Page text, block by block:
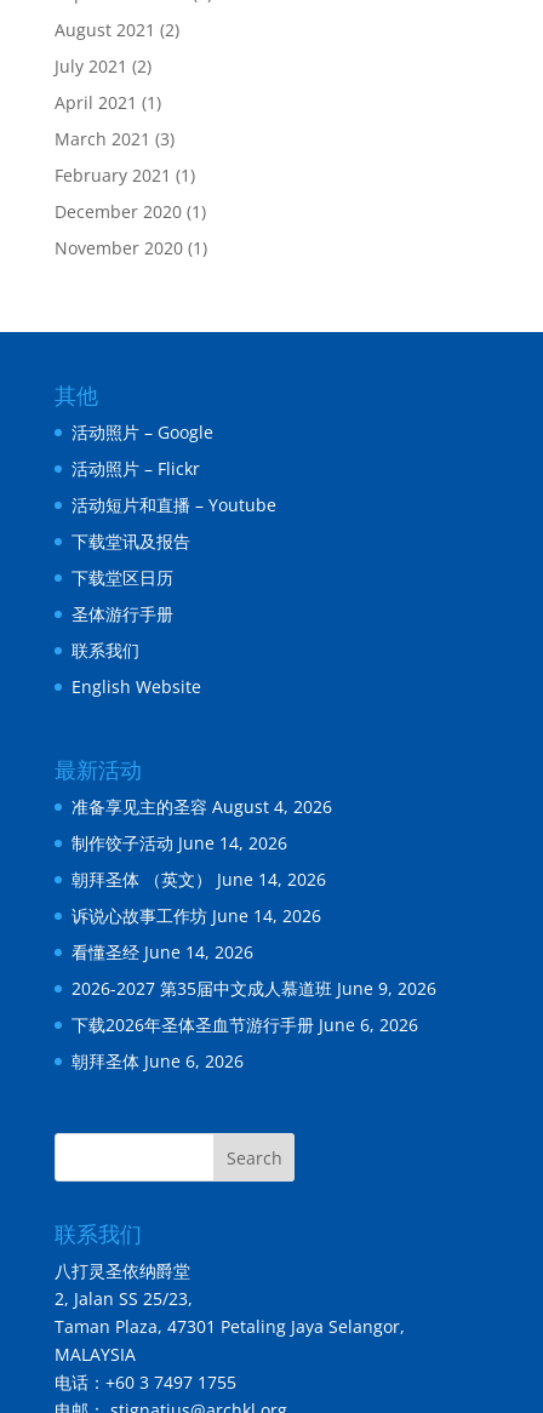
August 2021 (2)
July 2021 (2)
April 2021 (1)
March 2021 (3)
February 2021 (1)
December 2020(1)
November 2020(1)
其他
活动照片 – Google
活动照片 – Flickr
活动短片和直播 – Youtube
下载堂讯及报告
下载堂区日历
圣体游行手册
联系我们
English Website
最新活动
准备享见主的圣容 August 4, 2026
制作饺子活动 June 14, 2026
朝拜圣体 （英文）
June 14, 2026
诉说心故事工作坊 June 14, 2026
看懂圣经 June 14, 2026
2026-2027 第35届中文成人慕道班 June 9, 2026
下载2026年圣体圣血节游行手册 June 6, 2026
朝拜圣体 June 6, 2026
Search
联系我们
八打灵圣依纳爵堂
2, Jalan SS 25/23,
Taman Plaza, 47301 Petaling Jaya Selangor,
MALAYSIA
电话：+60 3 7497 1755